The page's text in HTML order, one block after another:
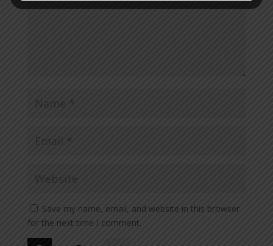
Save my name, email, and website in this browser
for the next time I comment.